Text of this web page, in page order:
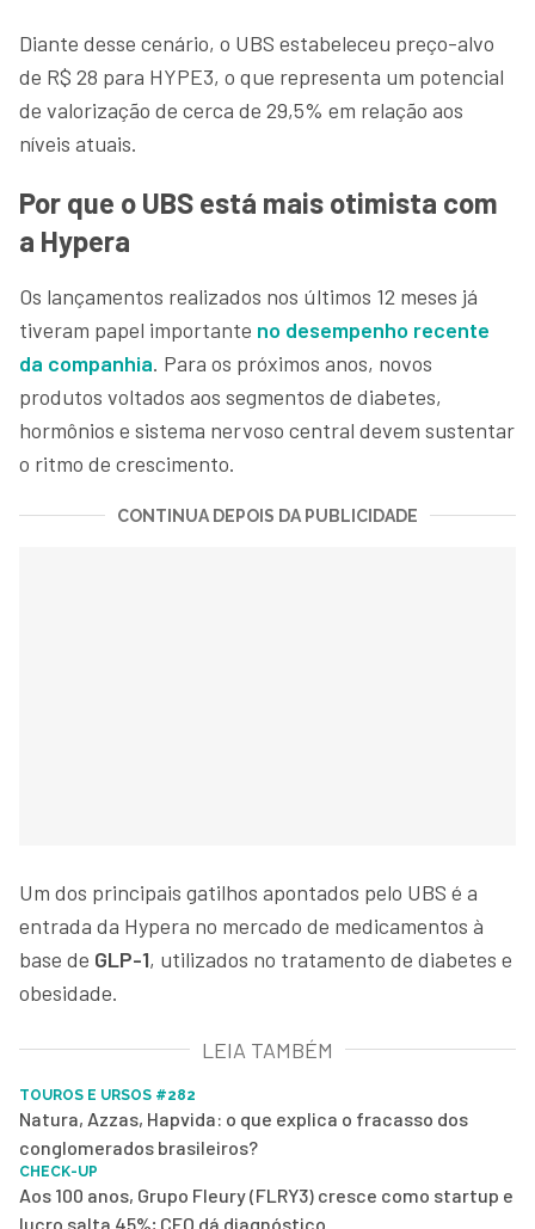
Diante desse cenário, o UBS estabeleceu preço-alvo
de R$ 28 para HYPE3, o que representa um potencial
de valorização de cerca de 29,5% em relação aos
níveis atuais.
Por que o UBS está mais otimista com
a Hypera
Os lançamentos realizados nos últimos 12 meses já
tiveram papel importante no desempenho recente
da companhia. Para os próximos anos, novos
produtos voltados aos segmentos de diabetes,
hormônios e sistema nervoso central devem sustentar
o ritmo de crescimento.
CONTINUA DEPOIS DA PUBLICIDADE
Um dos principais gatilhos apontados pelo UBS é a
entrada da Hypera no mercado de medicamentos à
base de GLP-1, utilizados no tratamento de diabetes e
obesidade.
LEIA TAMBÉM
TOUROS E URSOS #282
Natura, Azzas, Hapvida: o que explica o fracasso dos
conglomerados brasileiros?
CHECK-UP
Aos 100 anos, Grupo Fleury (FLRY3) cresce como startup e
lucro salta 45%; CEO dá diagnóstico